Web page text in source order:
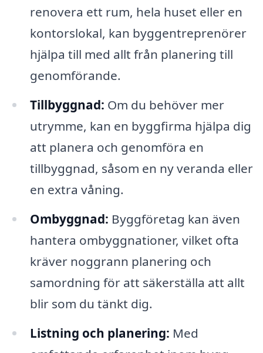
renovera ett rum, hela huset eller en
kontorslokal, kan byggentreprenörer
hjälpa till med allt från planering till
genomförande.
Tillbyggnad: Om du behöver mer
utrymme, kan en byggfirma hjälpa dig
att planera och genomföra en
tillbyggnad, såsom en ny veranda eller
en extra våning.
Ombyggnad: Byggföretag kan även
hantera ombyggnationer, vilket ofta
kräver noggrann planering och
samordning för att säkerställa att allt
blir som du tänkt dig.
Listning och planering: Med